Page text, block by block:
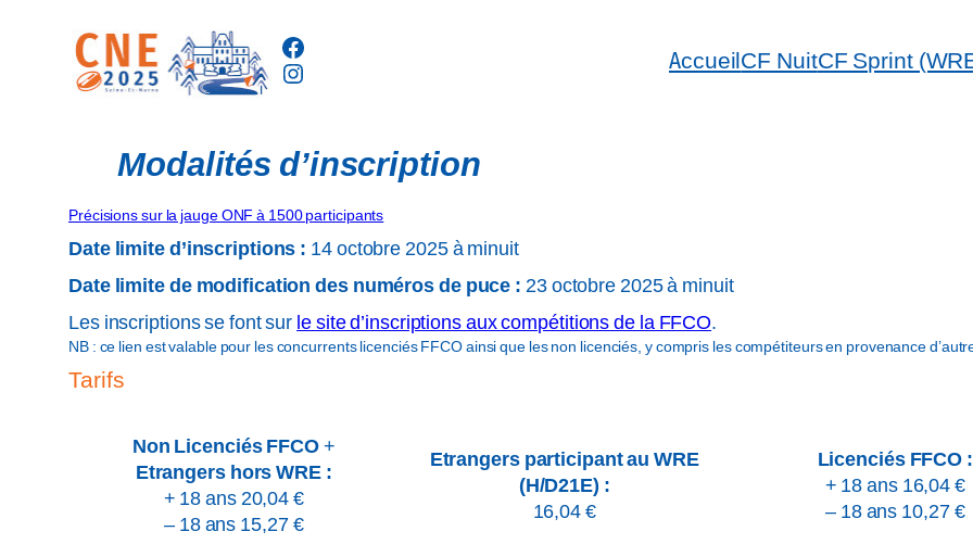
contenu
Facebook
Instagram
AccueilCF NuitCF Sprint
Modalités d’inscription
Précisions sur la jauge ONF à 1500 participants
Date limite d’inscriptions : 14 octobre 2025 à minuit
Date limite de modification des numéros de puce : 23 octobre 2025 à minuit
Les inscriptions se font sur le site d’inscriptions aux compétitions de la FFCO.
NB : ce lien est valable pour les concurrents licenciés FFCO ainsi que les non licenciés, y compris les compétiteurs en provenance
Tarifs
Non Licenciés FFCO+
Etrangers hors WRE :
+ 18 ans 20,04 €
– 18 ans 15,27 €
Etrangers participant au WRE
(H/D21E) :
16,04 €
Licenciés FFCO :
+ 18 ans 16,04 €
– 18 ans 10,27 €